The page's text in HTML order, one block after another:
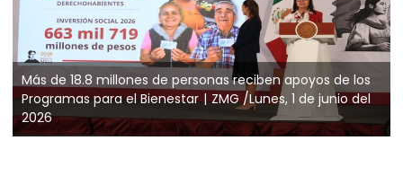
Más de 18.8 millones de personas reciben apoyos de los
Programas para el Bienestar
ZMG /Lunes, 1 de junio del
2026